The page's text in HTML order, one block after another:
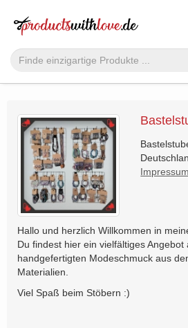
Impressum
Hallo und herzlich Willkommen in
Du findest hier ein vielfältiges Angebot
handgefertigten Modeschmuck aus
Materialien.
Viel Spaß beim Stöbern :)